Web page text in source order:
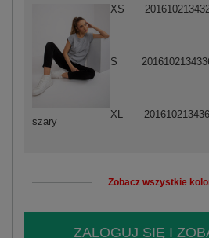
szary
XS
S
XL
Zobacz wszystkie
ZALOGUJ SIĘ I